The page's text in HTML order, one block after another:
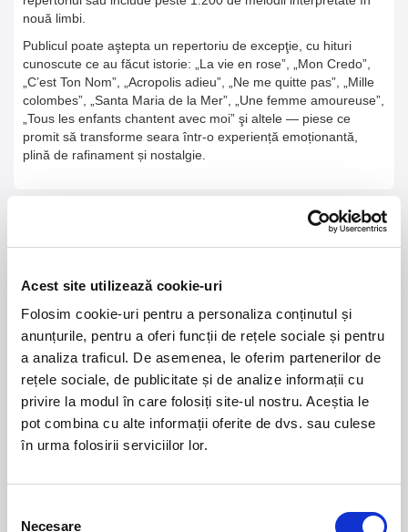
Acest site utilizează cookie-uri
Folosim cookie-uri pentru a personaliza conținutul și
anunțurile, pentru a oferi funcții de rețele sociale și pentru
a analiza traficul. De asemenea, le oferim partenerilor de
rețele sociale, de publicitate și de analize informații cu
privire la modul în care folosiți site-ul nostru. Aceștia le
pot combina cu alte informații oferite de dvs. sau culese
în urma folosirii serviciilor lor.
Necesare
nouă limbi.
Publicul poate aştepta un repertoriu de excepţie, cu hituri
cunoscute ce au făcut istorie: „La vie en rose”, „Mon Credo”,
„C’est Ton Nom”, „Acropolis adieu”, „Ne me quitte pas”, „Mille
colombes”, „Santa Maria de la Mer”, „Une femme amoureuse”,
„Tous les enfants chantent avec moi” şi altele — piese ce
promit să transforme seara într-o experiență emoționantă,
plină de rafinament și nostalgie.
21 - 22 august 2026
Plaja La Nueva Cucaracha, Mamaia
7 mai 2027
Vita Tour
Sala Palatului, Bucuresti
Summer Well 2026
Domeniul Stirbey Voda, Buftea
MASTERS OF
CLASSIC
Blackbriar ajunge la București pe 27 septembrie,